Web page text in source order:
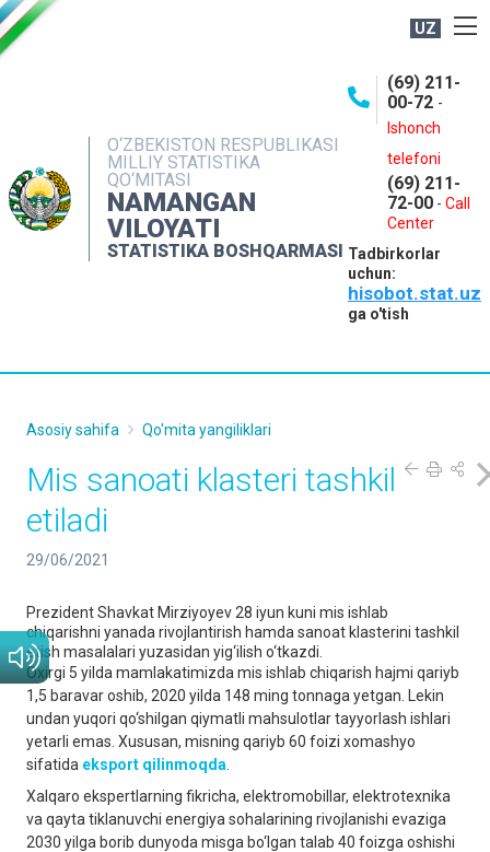
UZ
O‘ZBEKISTON RESPUBLIKASI
MILLIY STATISTIKA
QO‘MITASI
NAMANGAN
VILOYATI
STATISTIKA BOSHQARMASI
(69) 211-
00-72 -
Ishonch
telefoni
(69) 211-
72-00 - Call
Center
Tadbirkorlar
uchun:
hisobot.stat.uz
ga o'tish
NASHRLAR
INTERAKTIV XIZMATLAR
MATBUOT XIZMATI
MUROJAATLAR
Asosiy sahifa Qo'mita yangiliklari
Mis sanoati klasteri tashkil
etiladi
29/06/2021
Prezident Shavkat Mirziyoyev 28 iyun kuni mis ishlab
chiqarishni yanada rivojlantirish hamda sanoat klasterini tashkil
etish masalalari yuzasidan yig‘ilish o‘tkazdi.
Oxirgi 5 yilda mamlakatimizda mis ishlab chiqarish hajmi qariyb
1,5 baravar oshib, 2020 yilda 148 ming tonnaga yetgan. Lekin
undan yuqori qo‘shilgan qiymatli mahsulotlar tayyorlash ishlari
yetarli emas. Xususan, misning qariyb 60 foizi xomashyo
sifatida eksport qilinmoqda
Xalqaro ekspertlarning fikricha, elektromobillar, elektrotexnika
va qayta tiklanuvchi energiya sohalarining rivojlanishi evaziga
2030 yilga borib dunyoda misga bo‘lgan talab 40 foizga oshishi